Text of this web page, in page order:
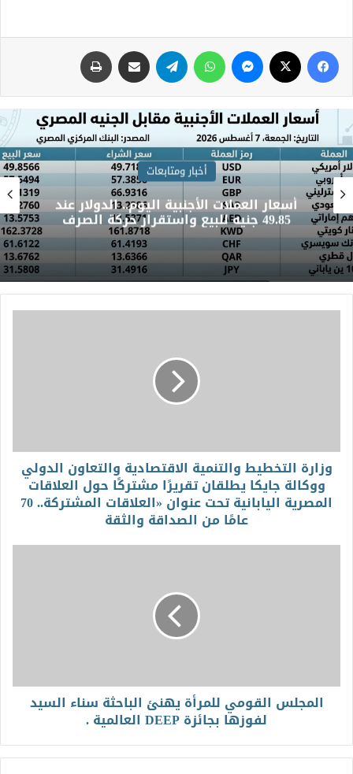
أخبار ومتابعات
أسعار العملات الأجنبية اليوم.. الدولار عند
49.85 جنيه للبيع واستقرار حركة الصرف
وزارة التخطيط والتنمية الاقتصادية والتعاون الدولي
ووكالة جايكا يطلقان تقريرًا مشتركًا حول العلاقات
المصرية اليابانية تحت عنوان «العلاقات المشتركة.. 70
عامًا من الصداقة والثقة
المجلس القومي للمرأة يهنئ الباحثة سناء السيد
لفوزها بجائزة DEEP العالمية .